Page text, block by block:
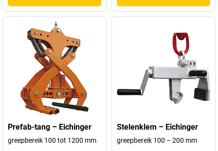
Prefab-tang – Eichinger
greepbereik 100 tot 1200 mm
Stelenklem – Eichinger
greepbereik 100 – 200 mm